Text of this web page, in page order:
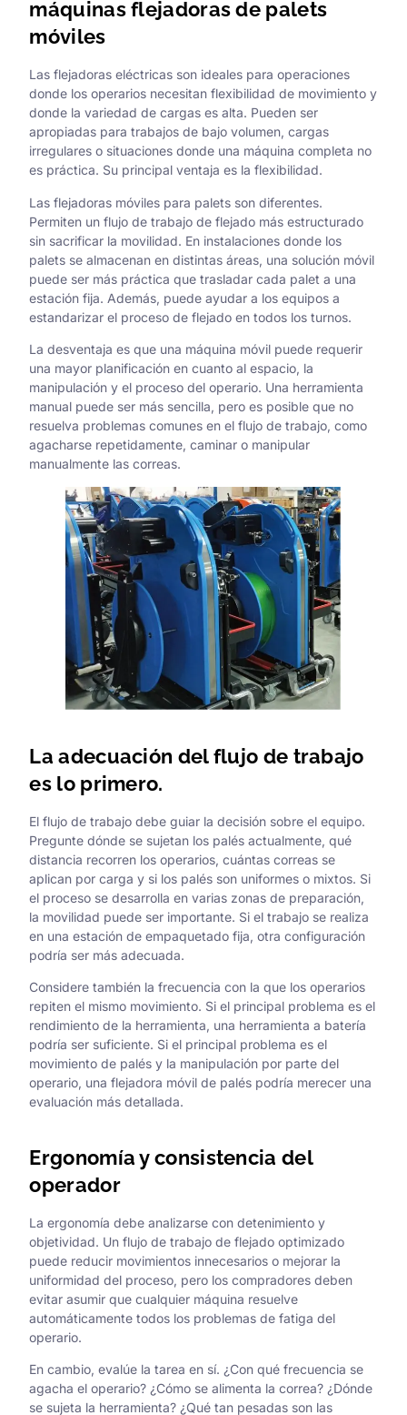
máquinas flejadoras de palets
móviles
Las flejadoras eléctricas son ideales para operaciones
donde los operarios necesitan flexibilidad de movimiento y
donde la variedad de cargas es alta. Pueden ser
apropiadas para trabajos de bajo volumen, cargas
irregulares o situaciones donde una máquina completa no
es práctica. Su principal ventaja es la flexibilidad.
Las flejadoras móviles para palets son diferentes.
Permiten un flujo de trabajo de flejado más estructurado
sin sacrificar la movilidad. En instalaciones donde los
palets se almacenan en distintas áreas, una solución móvil
puede ser más práctica que trasladar cada palet a una
estación fija. Además, puede ayudar a los equipos a
estandarizar el proceso de flejado en todos los turnos.
La desventaja es que una máquina móvil puede requerir
una mayor planificación en cuanto al espacio, la
manipulación y el proceso del operario. Una herramienta
manual puede ser más sencilla, pero es posible que no
resuelva problemas comunes en el flujo de trabajo, como
agacharse repetidamente, caminar o manipular
manualmente las correas.
La adecuación del flujo de trabajo
es lo primero.
El flujo de trabajo debe guiar la decisión sobre el equipo.
Pregunte dónde se sujetan los palés actualmente, qué
distancia recorren los operarios, cuántas correas se
aplican por carga y si los palés son uniformes o mixtos. Si
el proceso se desarrolla en varias zonas de preparación,
la movilidad puede ser importante. Si el trabajo se realiza
en una estación de empaquetado fija, otra configuración
podría ser más adecuada.
Considere también la frecuencia con la que los operarios
repiten el mismo movimiento. Si el principal problema es el
rendimiento de la herramienta, una herramienta a batería
podría ser suficiente. Si el principal problema es el
movimiento de palés y la manipulación por parte del
operario, una flejadora móvil de palés podría merecer una
evaluación más detallada.
Ergonomía y consistencia del
operador
La ergonomía debe analizarse con detenimiento y
objetividad. Un flujo de trabajo de flejado optimizado
puede reducir movimientos innecesarios o mejorar la
uniformidad del proceso, pero los compradores deben
evitar asumir que cualquier máquina resuelve
automáticamente todos los problemas de fatiga del
operario.
En cambio, evalúe la tarea en sí. ¿Con qué frecuencia se
agacha el operario? ¿Cómo se alimenta la correa? ¿Dónde
se sujeta la herramienta? ¿Qué tan pesadas son las